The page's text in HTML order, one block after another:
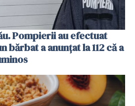
Pompierii au efectuat
bărbat a anunțat la 112 că a